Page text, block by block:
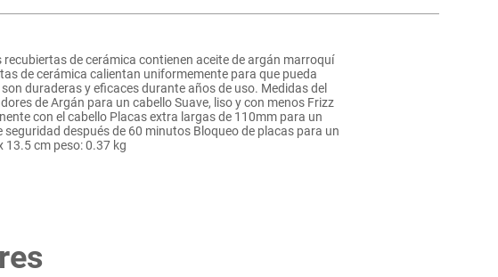
de cerámica contienen aceite de argán marroquí
de cerámica calientan uniformemente para que pueda
duraderas y eficaces durante años de uso. Medidas del
de Argán para un cabello Suave, liso y con menos Frizz
con el cabello Placas extra largas de 110mm para un
después de 60 minutos Bloqueo de placas para un
13.5 cm peso: 0.37 kg